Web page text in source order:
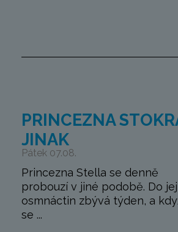
PRINCEZNA
JINAK
Pátek 07.08.
Princezna Stella se denně
probouzí v jiné podobě. Do
osmnáctin zbývá týden, a
se ...